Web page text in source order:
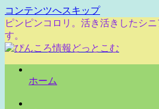
コンテンツへスキップ
ピンピンコロリ。活き活きしたシ
す。
ホーム